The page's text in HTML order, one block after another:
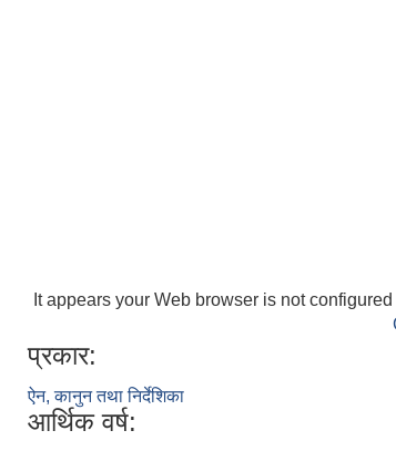
It appears your Web browser is not
प्रकार:
ऐन, कानुन तथा निर्देशिका
आर्थिक वर्ष: